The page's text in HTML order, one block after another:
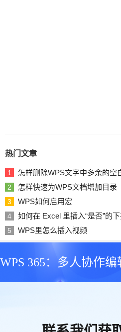
热门文章
1 怎样删除WPS文字中多余的空
2 怎样快速为WPS文档增加目录
3 WPS如何启用宏
4 如何在 Excel 里插入“是否”的
5 WPS里怎么插入视频
WPS 365：多人协作